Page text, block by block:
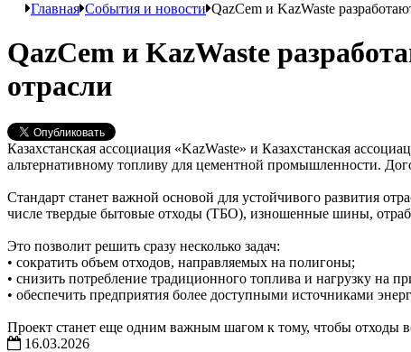
Главная События и новости QazCem и KazWaste
QazCem и KazWaste
отрасли
Казахстанская ассоциация «KazWaste» и Казахстанская
альтернативному топливу для цементной промышленности.
Стандарт станет важной основой для устойчивого развития
числе твердые бытовые отходы (ТБО), изношенные шины,
Это позволит решить сразу несколько задач:
• сократить объем отходов, направляемых на полигоны;
• снизить потребление традиционного топлива и нагрузку на
• обеспечить предприятия более доступными источниками
Проект станет еще одним важным шагом к тому, чтобы отходы
16.03.2026